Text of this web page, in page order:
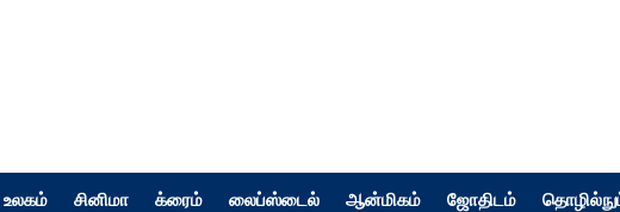
உலகம் சினிமா க்ரைம் லைப்ஸ்டைல் ஆன்மிகம் ஜோதிடம்